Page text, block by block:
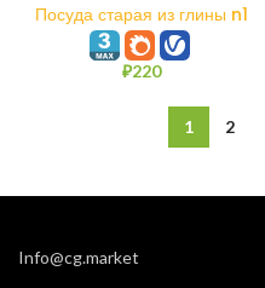
Посуда старая из глины n1
₽220
1 2
Info@cg.market